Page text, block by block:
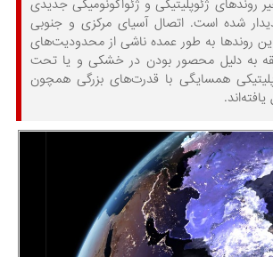
روندهای ژئوپلیتیکی و ژئواکونومیکی جدیدی
شده است. اتصال آسیای مرکزی و جنوبی
روندها به طور عمده ناشی از محدودیت‌های
به دلیل محصور بودن در خشکی و یا تحت
همسایگی با قدرت‌های بزرگی همچون